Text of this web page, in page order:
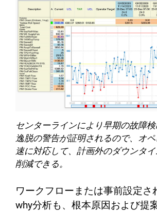
センターラインにより早期の故障
逸脱の警告が証明されるので、オ
速に対応して、計画外のダウンタ
削減できる。
ワークフローまたは事前設定さ
why分析も、根本原因および提